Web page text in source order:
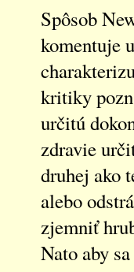
Spôsob
komentuje
kritiky
určitú
zdravie
druhej ako
alebo
zjemniť
Nato aby